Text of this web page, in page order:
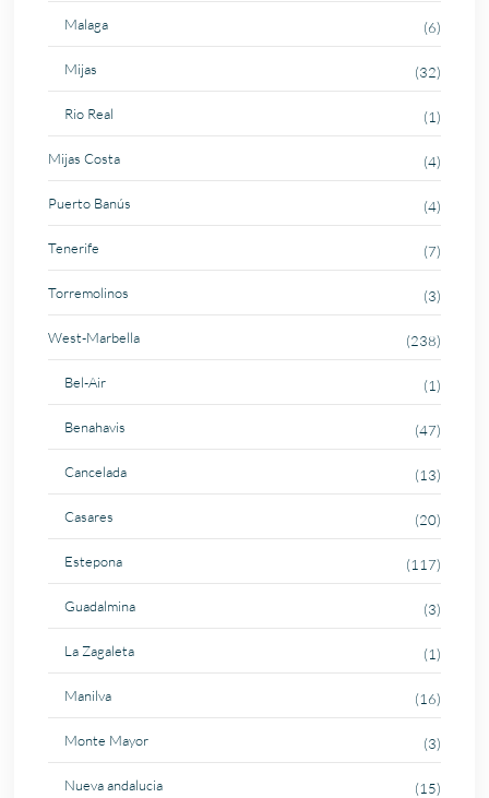
Malaga (6)
Mijas (32)
Rio Real (1)
Mijas Costa (4)
Puerto Banús (4)
Tenerife (7)
Torremolinos (3)
West-Marbella (238)
Bel-Air (1)
Benahavis (47)
Cancelada (13)
Casares (20)
Estepona (117)
Guadalmina (3)
La Zagaleta (1)
Manilva (16)
Monte Mayor (3)
Nueva andalucia (15)